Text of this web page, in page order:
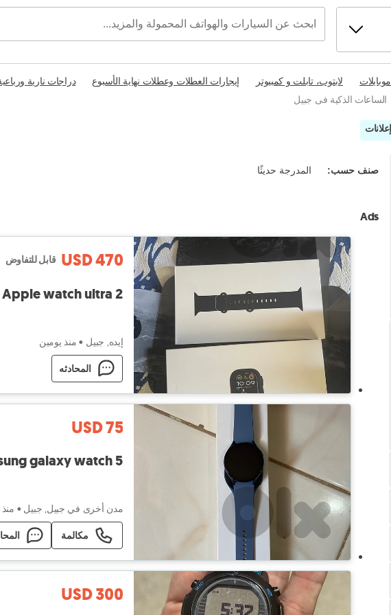
موبايلات لابتوب، تابلت و كمبيوتر إيجارات العطلات وعطلات نهاية الأسبوع دراجات نارية
الساعات الذكية فى جبيل
صنف حسب: المدرجة حديثًا
Ads
USD 470 قابل للتفاوض
Apple watch ultra 2
إيده, جبيل • منذ يومين
المحادثه
USD 75
galaxy watch 5
مدن أخرى في جبيل, جبيل • منذ ٣ أيام
مكالمة
USD 300